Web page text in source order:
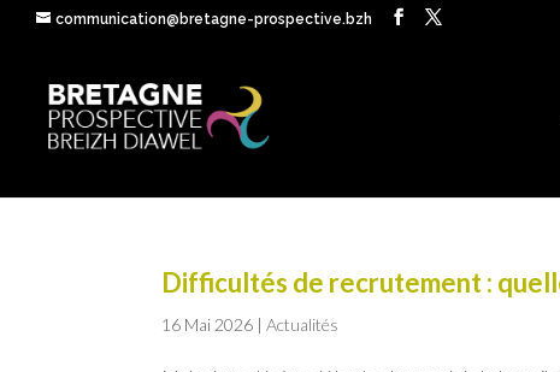
communication@bretagne-prospective.bzh
Difficultés de recrutement :
16 Mai 2026 |Actualités